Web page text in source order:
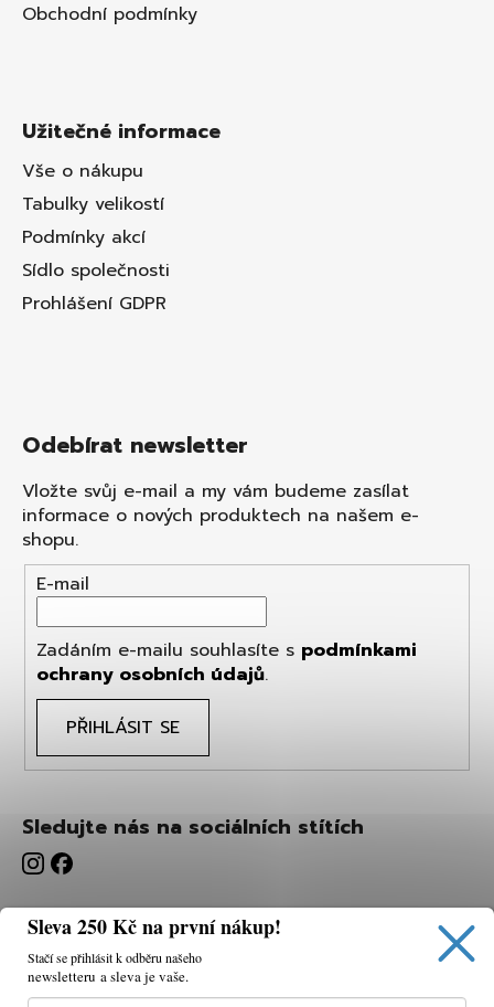
Obchodní podmínky
Užitečné informace
Vše o nákupu
Tabulky velikostí
Podmínky akcí
Sídlo společnosti
Prohlášení GDPR
Odebírat newsletter
Vložte svůj e-mail a my vám budeme zasílat
informace o nových produktech na našem e-
shopu.
E-mail
Zadáním e-mailu souhlasíte s podmínkami
ochrany osobních údajů.
PŘIHLÁSIT SE
Sledujte nás na sociálních stítích
Sleva 250 Kč na první nákup!
Stačí se přihlásit k odběru našeho
newsletteru a sleva je vaše.